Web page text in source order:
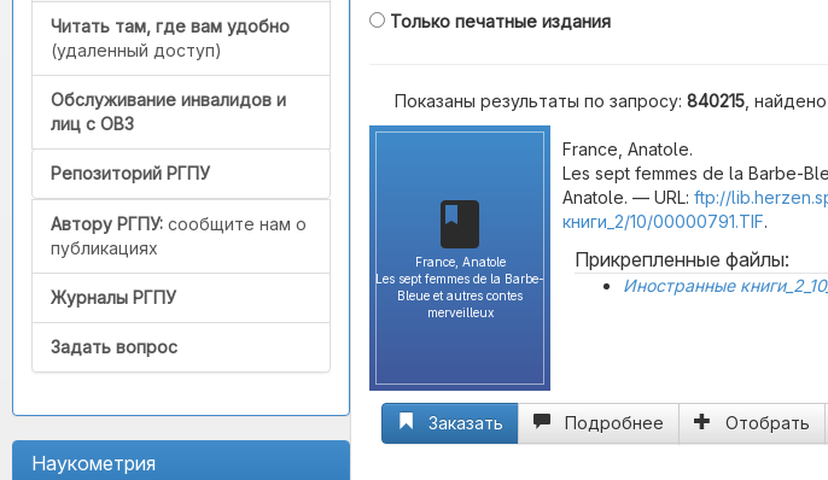
Читать там, где вам удобно
(удаленный доступ)
Обслуживание инвалидов и
лиц с ОВЗ
Репозиторий РГПУ
Автору РГПУ: сообщите нам о
публикациях
Журналы РГПУ
Задать вопрос
Наукометрия
Только печатные издания
Показаны результаты по запросу: 840215 , найдено
France, Anatole
Les sept femmes de la Barbe-
Bleue et autres contes
merveilleux
France, Anatole.
Les sept femmes de la Barbe-
Anatole. — URL: ftp://
книги_2/10/00000791.TIF.
Прикрепленные файлы:
Иностранные
Заказать Подробнее Отобрать